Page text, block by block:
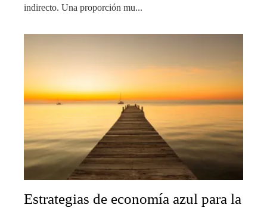
indirecto. Una proporción mu...
Estrategias de economía azul para la